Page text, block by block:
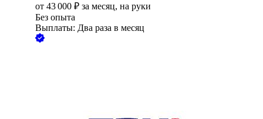
от 43 000 ₽ за месяц, на руки
Без опыта
Выплаты: Два раза в месяц